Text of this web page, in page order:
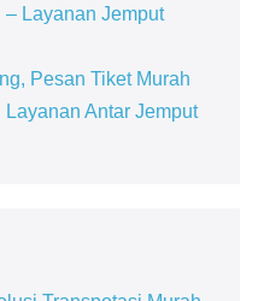
Layanan Jemput
Pesan Tiket Murah
Antar Jemput